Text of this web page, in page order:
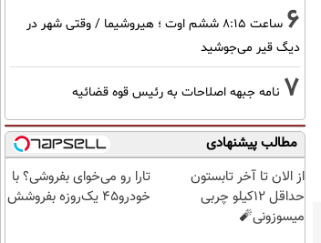
6
ساعت ۸:۱۵ ششم اوت ؛ هیروشیما / وقتی شهر در
دیگ قیر می‌جوشید
7 نامه جبهه اصلاحات به رئیس قوه قضائیه
مطالب پیشنهادی
از الان تا آخر تابستون
حداقل 12کیلو چربی
میسوزونی🧨
تارا رو می‌خوای بفروشی؟ با
خودرو۴۵ یک‌روزه بفروشش